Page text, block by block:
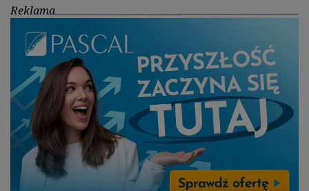
Reklama